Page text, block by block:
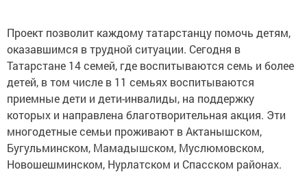
Проект позволит каждому татарстанцу помочь детям,
оказавшимся в трудной ситуации. Сегодня в
Татарстане 14 семей, где воспитываются семь и более
детей, в том числе в 11 семьях воспитываются
приемные дети и дети-инвалиды, на поддержку
которых и направлена благотворительная акция. Эти
многодетные семьи проживают в Актанышском,
Бугульминском, Мамадышском, Муслюмовском,
Новошешминском, Нурлатском и Спасском районах.